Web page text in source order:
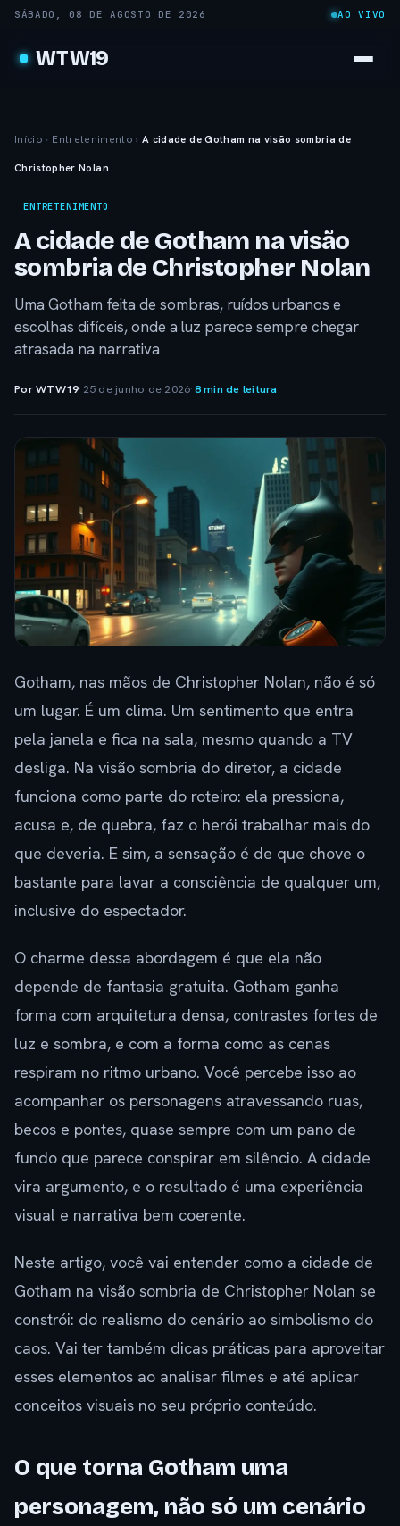
SÁBADO, 08 DE AGOSTO DE 2026 AO VIVO
WTW19
Início › Entretenimento › A cidade de Gotham na visão sombria de
Christopher Nolan
ENTRETENIMENTO
A cidade de Gotham na visão
sombria de Christopher Nolan
Uma Gotham feita de sombras, ruídos urbanos e
escolhas difíceis, onde a luz parece sempre chegar
atrasada na narrativa
Por WTW19· 25 de junho de 2026·8 min de leitura
Gotham, nas mãos de Christopher Nolan, não é só
um lugar. É um clima. Um sentimento que entra
pela janela e fica na sala, mesmo quando a TV
desliga. Na visão sombria do diretor, a cidade
funciona como parte do roteiro: ela pressiona,
acusa e, de quebra, faz o herói trabalhar mais do
que deveria. E sim, a sensação é de que chove o
bastante para lavar a consciência de qualquer um,
inclusive do espectador.
O charme dessa abordagem é que ela não
depende de fantasia gratuita. Gotham ganha
forma com arquitetura densa, contrastes fortes de
luz e sombra, e com a forma como as cenas
respiram no ritmo urbano. Você percebe isso ao
acompanhar os personagens atravessando ruas,
becos e pontes, quase sempre com um pano de
fundo que parece conspirar em silêncio. A cidade
vira argumento, e o resultado é uma experiência
visual e narrativa bem coerente.
Neste artigo, você vai entender como a cidade de
Gotham na visão sombria de Christopher Nolan se
constrói: do realismo do cenário ao simbolismo do
caos. Vai ter também dicas práticas para aproveitar
esses elementos ao analisar filmes e até aplicar
conceitos visuais no seu próprio conteúdo.
O que torna Gotham uma
personagem, não só um cenário